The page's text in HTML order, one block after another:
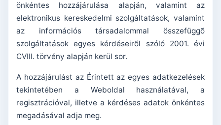
önkéntes hozzájárulása alapján, valamint az
elektronikus kereskedelmi szolgáltatások, valamint
az információs társadalommal összefüggõ
szolgáltatások egyes kérdéseirõl szóló 2001. évi
CVIII. törvény alapján kerül sor.
A hozzájárulást az Érintett az egyes adatkezelések
tekintetében a Weboldal használatával, a
regisztrációval, illetve a kérdéses adatok önkéntes
megadásával adja meg.